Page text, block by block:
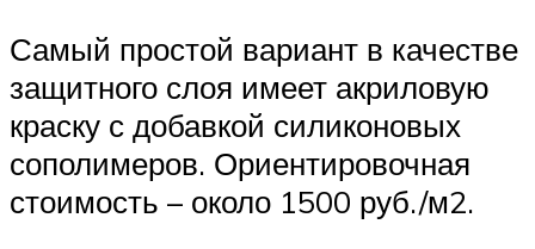
Самый простой вариант в качестве
защитного слоя имеет акриловую
краску с добавкой силиконовых
сополимеров. Ориентировочная
стоимость – около 1500 руб./м2.